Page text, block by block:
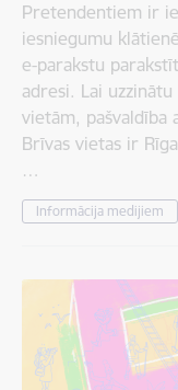
Pretendentiem ir
iesniegumu
e-parakstu
adresi. Lai
vietām, pašvaldība
Brīvas vietas ir
…
Informācija medijiem